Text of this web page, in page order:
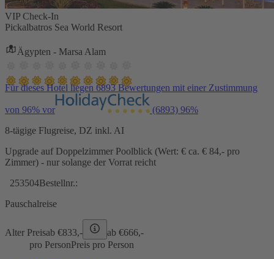
VIP Check-In
Pickalbatros Sea World Resort
Ägypten - Marsa Alam
Für dieses Hotel liegen 6893 Bewertungen mit einer Zustimmung
von 96% vor (6893) 96%
8-tägige Flugreise, DZ inkl. AI
Upgrade auf Doppelzimmer Poolblick (Wert: € ca. € 84,- pro
Zimmer) - nur solange der Vorrat reicht
253504Bestellnr.:
Pauschalreise
Alter Preisab €833,- ab €666,-
pro PersonPreis pro Person